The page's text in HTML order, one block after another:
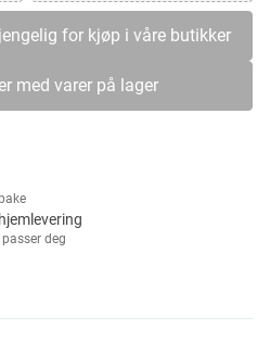
for kjøp i våre butikker
med varer på lager
deg